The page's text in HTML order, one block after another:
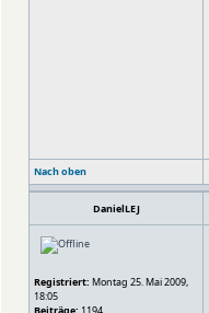
Nach oben
DanielLEJ
Registriert: Montag 25. Mai 2009,
18:05